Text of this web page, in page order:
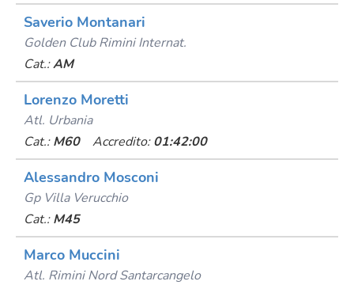
Saverio Montanari
Golden Club Rimini Internat.
Cat.:AM
Lorenzo Moretti
Atl. Urbania
Cat.: M60 Accredito: 01:42:00
Alessandro Mosconi
Gp Villa Verucchio
Cat.: M45
Marco Muccini
Atl. Rimini Nord Santarcangelo